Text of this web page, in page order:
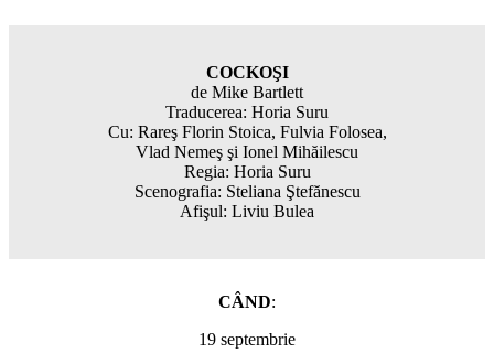
COCKOŞI
de Mike Bartlett
Traducerea: Horia Suru
Cu: Rareş Florin Stoica, Fulvia Folosea,
Vlad Nemeş şi Ionel Mihăilescu
Regia: Horia Suru
Scenografia: Steliana Ştefănescu
Afişul: Liviu Bulea
CÂND:
19 septembrie